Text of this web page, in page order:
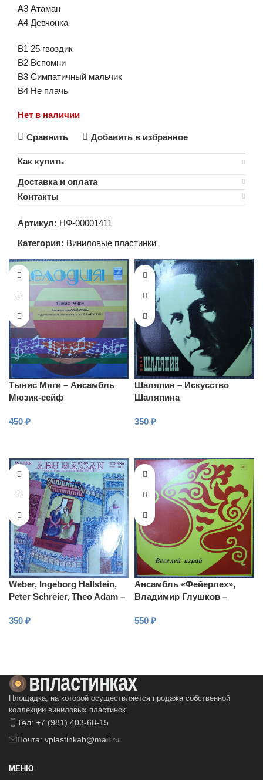
A3 Атаман
A4 Девчонка
B1 25 гвоздик
B2 Вспомни
B3 Симпатичный мальчик
B4 Не плачь
Нет в наличии
Сравнить Добавить в избранное
Как купить
Доставка и оплата
Контакты
Артикул: НФ-00001411
Категория: Виниловые пластинки
Тынис Мяги – Ансамбль
Мюзик-сейф
450 ₽
Шаляпин – Искусство
Шаляпина
пластинка №1)
350 ₽
Weber, Ingeborg Hallstein,
Peter Schreier, Theo Adam –
350 ₽
Ансамбль «Фейерлех»,
Владимир Глушков –
народные песни)
550 ₽
Площадка, на которой осуществляется продажа собственной
коллекции виниловых пластинок.
Тел: +7 (981) 403-68-15
Почта: vplastinkah@mail.ru
МЕНЮ